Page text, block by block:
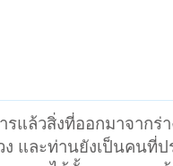
แล้วสิ่งที่ออกมาจากร่
ง และท่านยังเป็นคน